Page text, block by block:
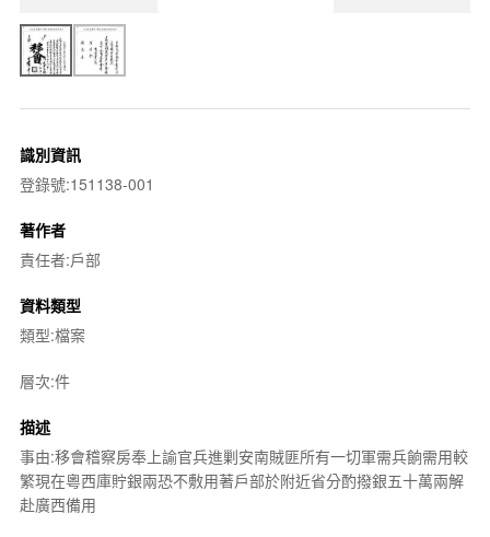
識別資訊
登錄號:151138-001
著作者
責任者:戶部
資料類型
類型:檔案
層次:件
描述
事由:移會稽察房奉上諭官兵進剿安南賊匪所有一切軍需兵餉需用較
繁現在粵西庫貯銀兩恐不敷用著戶部於附近省分酌撥銀五十萬兩解
赴廣西備用